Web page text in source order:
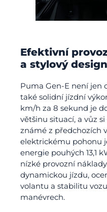
Efektivní
a stylový design
Puma Gen-E není jen
také solidní jízdní
km/h za 8 sekund je
většinu situací, a vůz
známé z předchozích
elektrickému pohonu
energie pouhých 13,1
nízké provozní
dynamickou jízdu,
volantu a stabilitu
manévrech.